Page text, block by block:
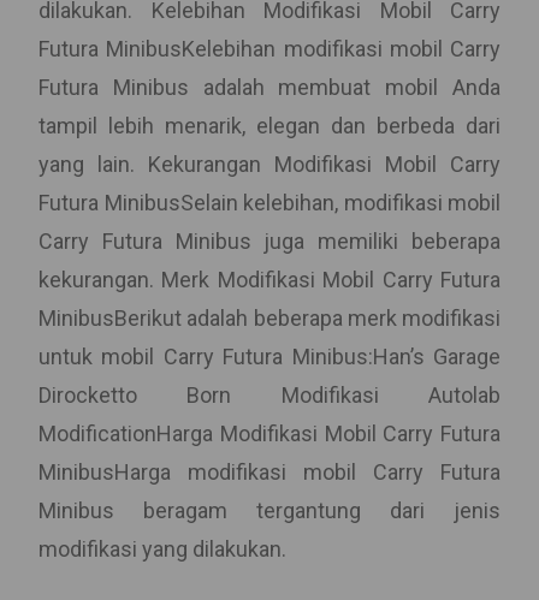
dilakukan. Kelebihan Modifikasi Mobil Carry
Futura MinibusKelebihan modifikasi mobil Carry
Futura Minibus adalah membuat mobil Anda
tampil lebih menarik, elegan dan berbeda dari
yang lain. Kekurangan Modifikasi Mobil Carry
Futura MinibusSelain kelebihan, modifikasi mobil
Carry Futura Minibus juga memiliki beberapa
kekurangan. Merk Modifikasi Mobil Carry Futura
MinibusBerikut adalah beberapa merk modifikasi
untuk mobil Carry Futura Minibus:Han’s Garage
Dirocketto Born Modifikasi Autolab
ModificationHarga Modifikasi Mobil Carry Futura
MinibusHarga modifikasi mobil Carry Futura
Minibus beragam tergantung dari jenis
modifikasi yang dilakukan.